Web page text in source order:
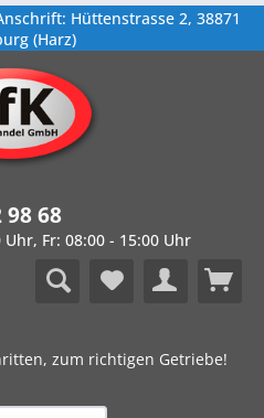
Hüttenstrasse 2, 38871
(Harz)
98 68
Uhr, Fr: 08:00 - 15:00 Uhr
zum richtigen Getriebe!